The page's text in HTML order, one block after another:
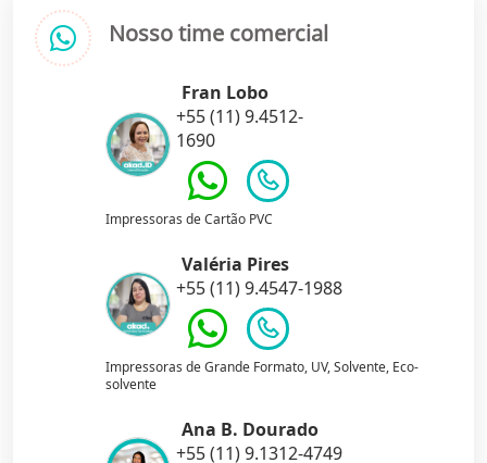
Nosso time comercial
Fran Lobo
+55 (11) 9.4512-
1690
Impressoras de Cartão PVC
Valéria Pires
+55 (11) 9.4547-1988
Impressoras de Grande Formato, UV, Solvente, Eco-
solvente
Ana B. Dourado
+55 (11) 9.1312-4749